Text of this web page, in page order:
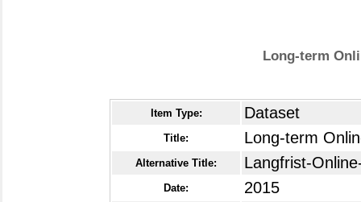
Long-term
Item Type: Dataset
Title: Long-term
Alternative Title: Langfrist-
Date: 2015